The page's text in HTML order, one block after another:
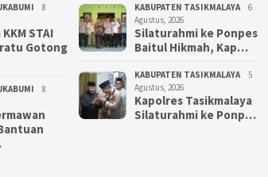
8
STAI
Gotong
8
KABUPATEN TASIKMALAYA
6
Agustus, 2026
Silaturahmi ke Ponpes
Baitul Hikmah, Kap…
KABUPATEN TASIKMALAYA
5
Agustus, 2026
Kapolres Tasikmalaya
Silaturahmi ke Ponp…